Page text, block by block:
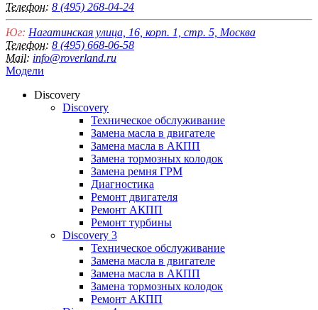
Телефон: 8 (495) 268-04-24
Юг: Нагатинская улица, 16, корп. 1, стр. 5, Москва
Телефон: 8 (495) 668-06-58
Mail: info@roverland.ru
Модели
Discovery
Discovery
Техническое обслуживание
Замена масла в двигателе
Замена масла в АКПП
Замена тормозных колодок
Замена ремня ГРМ
Диагностика
Ремонт двигателя
Ремонт АКПП
Ремонт турбины
Discovery 3
Техническое обслуживание
Замена масла в двигателе
Замена масла в АКПП
Замена тормозных колодок
Ремонт АКПП